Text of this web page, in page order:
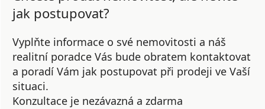
jak postupovat?
Vyplňte informace o své nemovitosti a náš
realitní poradce Vás bude obratem kontaktovat
a poradí Vám jak postupovat při prodeji ve Vaší
situaci.
Konzultace je nezávazná a zdarma